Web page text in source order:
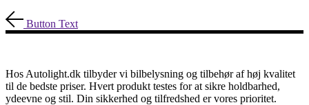
Button Text
Hos Autolight.dk tilbyder vi bilbelysning og tilbehør af høj kvalitet
til de bedste priser. Hvert produkt testes for at sikre holdbarhed,
ydeevne og stil. Din sikkerhed og tilfredshed er vores prioritet.